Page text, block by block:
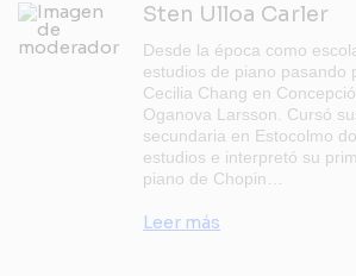
Sten Ulloa Carler
Desde la época como
estudios de piano pasando
Cecilia Chang en
Oganova Larsson. Cursó
secundaria en Estocolmo
estudios e interpretó su
piano de Chopin…
Leer más